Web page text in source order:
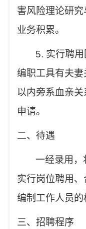
害风险理论研
业务积累。
5. 实行聘
编职工具有夫
以内旁系血亲
申请。
二、待遇
一经录用，
实行岗位聘用
编制工作人员的
三、招聘程序